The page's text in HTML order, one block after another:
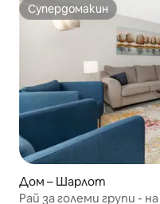
Супердомакин
Супердомакин
Дом – Шарлот
Рай за големи групи -